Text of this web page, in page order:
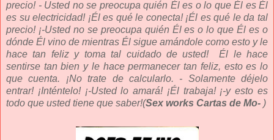
precio! - Usted no se preocupa quién Él es o lo que Él es Él
es su electricidad! ¡Él es qué le conecta! ¡Él es qué le da tal
precio! ¡-Usted no se preocupa quién Él es o lo que Él es o
dónde Él vino de mientras Él sigue amándole como esto y le
hace tan feliz y toma tal cuidado de usted!
Él le hace
sentirse tan bien y le hace permanecer tan feliz, esto es lo
que cuenta. ¡No trate de calcularlo. - Solamente déjelo
entrar! ¡Inténtelo! ¡-Usted lo amará! ¡Él trabaja! ¡-y esto es
todo que usted tiene que saber!(Sex works Cartas de Mo- )